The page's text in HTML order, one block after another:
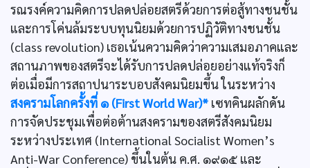
รณรงค์ความคิดการปลดปล่อยสตรีด้วยการต่อสู้ทางชนชั้น
และการโค่นล้มระบบทุนนิยมด้วยการปฏิวัติทางชนชั้น
(class revolution) เธอเน้นความคิดว่าความเสมอภาคและ
สถานภาพของสตรีจะได้รับการปลดปล่อยอย่างแท้จริงก็
ต่อเมื่อมีการสถาปนาระบอบสังคมนิยมขึ้น ในระหว่าง
สงครามโลกครั้งที่ ๑ (First World War)* เซทคินผลักดัน
การจัดประชุมเพื่อต่อต้านสงครามของสตรีสังคมนิยม
ระหว่างประเทศ (International Socialist Women’s
Anti-War Conference) ขึ้นในต้น ค.ศ. ๑๙๑๕ และ